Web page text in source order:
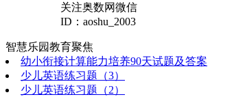
关注奥数网微信
ID：aoshu_2003
智慧乐园教育聚焦
幼小衔接计算能力培养90天试题及答案
少儿英语练习题（3）
少儿英语练习题（2）